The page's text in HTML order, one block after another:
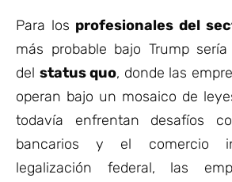
Para los profesionales del
más probable bajo Trump
del status quo, donde las
operan bajo un mosaico de
todavía enfrentan desafíos
bancarios y el comercio
legalización federal, las